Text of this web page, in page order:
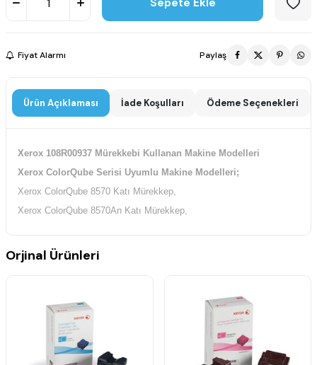
Sepete Ekle
Fiyat Alarmı Paylaş
Ürün Açıklaması İade Koşulları Ödeme Seçenekleri
Xerox 108R00937 Mürekkebi Kullanan Makine Modelleri
Xerox ColorQube Serisi Uyumlu Makine Modelleri;
Xerox ColorQube 8570 Katı Mürekkep,
Xerox ColorQube 8570An Katı Mürekkep,
Orjinal Ürünleri